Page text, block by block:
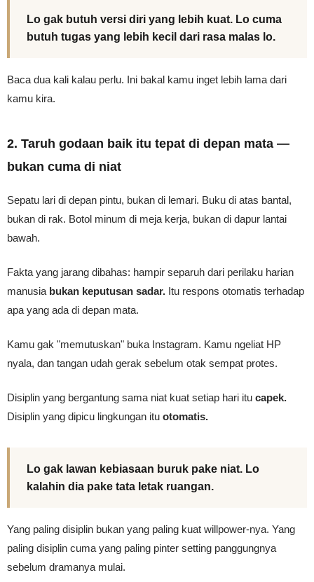
Lo gak butuh versi diri yang lebih kuat. Lo cuma
butuh tugas yang lebih kecil dari rasa malas lo.
Baca dua kali kalau perlu. Ini bakal kamu inget lebih lama dari
kamu kira.
2. Taruh godaan baik itu tepat di depan mata —
bukan cuma di niat
Sepatu lari di depan pintu, bukan di lemari. Buku di atas bantal,
bukan di rak. Botol minum di meja kerja, bukan di dapur lantai
bawah.
Fakta yang jarang dibahas: hampir separuh dari perilaku harian
manusia bukan keputusan sadar. Itu respons otomatis terhadap
apa yang ada di depan mata.
Kamu gak "memutuskan" buka Instagram. Kamu ngeliat HP
nyala, dan tangan udah gerak sebelum otak sempat protes.
Disiplin yang bergantung sama niat kuat setiap hari itu capek.
Disiplin yang dipicu lingkungan itu otomatis.
Lo gak lawan kebiasaan buruk pake niat. Lo
kalahin dia pake tata letak ruangan.
Yang paling disiplin bukan yang paling kuat willpower-nya. Yang
paling disiplin cuma yang paling pinter setting panggungnya
sebelum dramanya mulai.